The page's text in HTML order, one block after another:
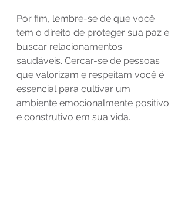
Por fim, lembre-se de que você
tem o direito de proteger sua paz e
buscar relacionamentos
saudáveis. Cercar-se de pessoas
que valorizam e respeitam você é
essencial para cultivar um
ambiente emocionalmente positivo
e construtivo em sua vida.